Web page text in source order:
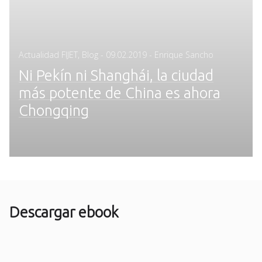
Actualidad FIJET Blog - Posted
09.02.2019 - Enrique Sancho
Ni Pekín ni Shanghái, la ciudad
más potente de China es ahora
Chongqing
Descargar ebook